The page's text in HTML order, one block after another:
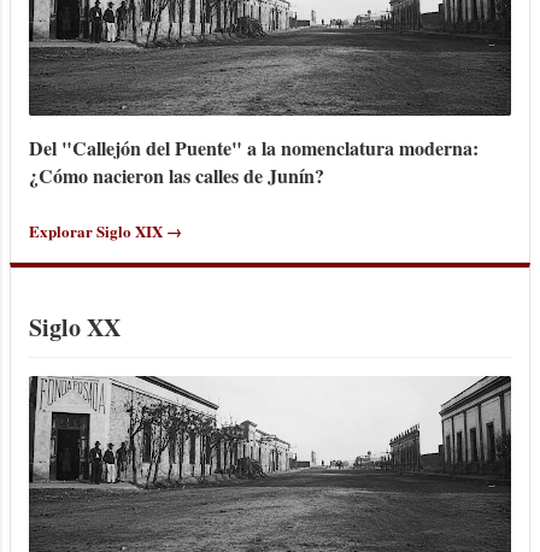
Del "Callejón del Puente" a la nomenclatura moderna:
¿Cómo nacieron las calles de Junín?
Explorar Siglo XIX →
Siglo XX